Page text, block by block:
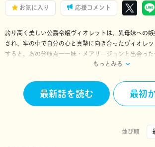
お気に入り 応援コメント
誇り高く美しい公爵令嬢ヴィオレットは、異母妹への
され、牢の中で自分の心と真摯に向き合ったヴィオレッ
すると、あの分岐点――妹・メアリージュンと出会った
ていた。ヴィオレットは決意する。今度は間違わない。
は裏腹に次々と事件が起きて…!? 「小説家になろう」
嬢のタイムリープ物語コミカライズ!! ※「小説家にな
ジェクトの登録商標です。
もっとみる
最新話を読む 最初
並び順